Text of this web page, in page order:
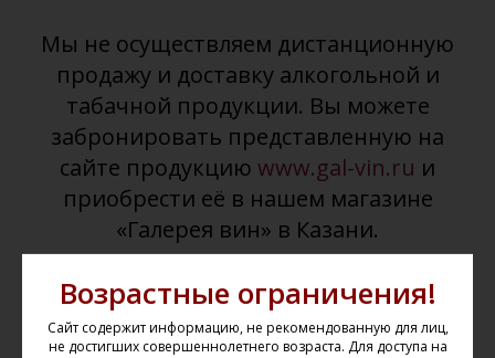
Возрастные ограничения!
Сайт содержит информацию, не рекомендованную для лиц,
не достигших совершеннолетнего возраста. Для доступа на
Мы не осуществляем дистанционную
продажу и доставку алкогольной и
табачной продукции. Вы можете
забронировать представленную на
сайте продукцию www.gal-vin.ru и
приобрести её в нашем магазине
«Галерея вин» в Казани.